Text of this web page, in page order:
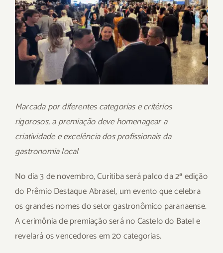
Marcada por diferentes categorias e critérios
rigorosos, a premiação deve homenagear a
criatividade e excelência dos profissionais da
gastronomia local
No dia 3 de novembro, Curitiba será palco da 2ª edição
do Prêmio Destaque Abrasel, um evento que celebra
os grandes nomes do setor gastronômico paranaense.
A cerimônia de premiação será no Castelo do Batel e
revelará os vencedores em 20 categorias.